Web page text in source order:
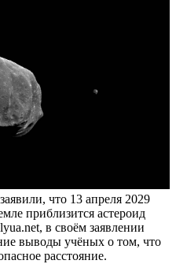
что 13 апреля 2029
приблизится астероид
в своём заявлении
выводы учёных о том, что
расстояние.